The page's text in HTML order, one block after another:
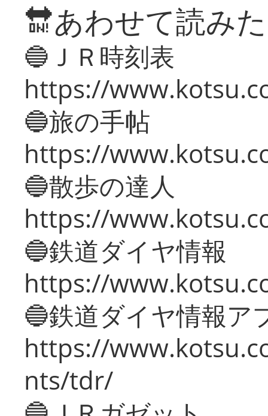
🔛あわせて読み
🔵ＪＲ時刻表
https://
🔵旅の手帖
https://
🔵散歩の達人
https://
🔵鉄道ダイヤ情報
https://
🔵鉄道ダイヤ情報ア
https://
nts/tdr/